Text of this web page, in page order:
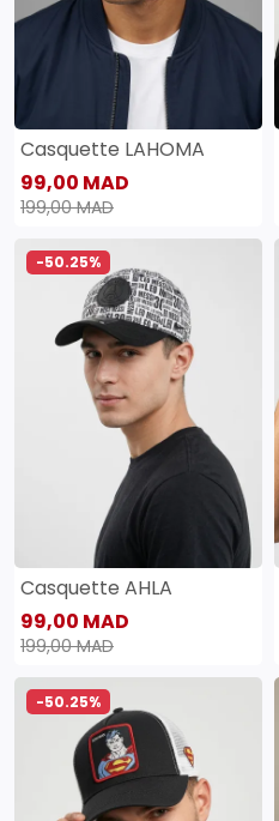
Casquette LAHOMA
99,00 MAD
199,00 MAD
-50.25%
Casquette AHLA
99,00 MAD
199,00 MAD
-50.25%